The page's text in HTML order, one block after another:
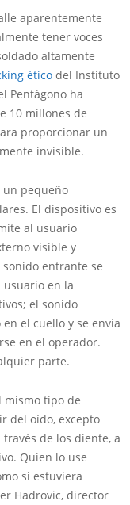
aparentemente
tener voces
altamente
ético del Instituto
Pentágono ha
10 millones de
proporcionar un
invisible.
un pequeño
El dispositivo es
al usuario
visible y
entrante se
en la
el sonido
el cuello y se envía
en el operador.
parte.
mismo tipo de
del oído, excepto
de los diente, a
Quien lo use
si estuviera
Hadrovic, director